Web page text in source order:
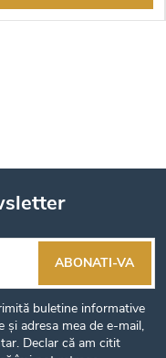
buletine informative
adresa mea de e-mail,
Declar că am citit
ABONATI-VA